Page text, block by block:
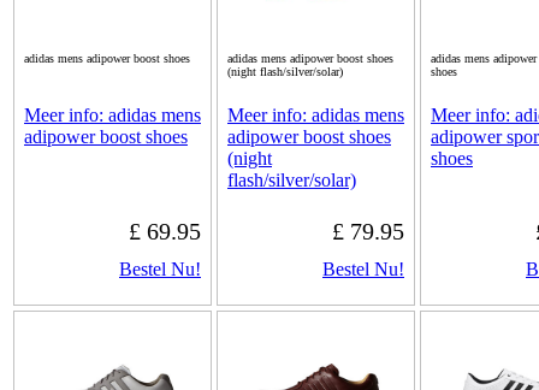
adidas mens adipower boost shoes
Meer info: adidas mens
adipower boost shoes
£ 69.95
Bestel Nu!
adidas mens adipower boost shoes
(night flash/silver/solar)
Meer info: adidas mens
adipower boost shoes
(night
flash/silver/solar)
£ 79.95
Bestel Nu!
adidas mens
shoes
Meer info:
adipower
shoes